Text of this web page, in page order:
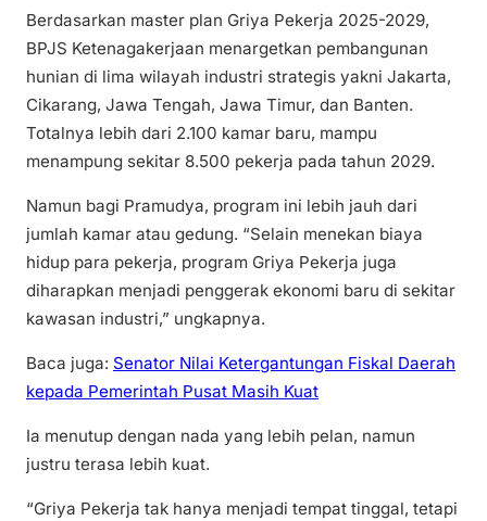
Berdasarkan master plan Griya Pekerja 2025-2029,
BPJS Ketenagakerjaan menargetkan pembangunan
hunian di lima wilayah industri strategis yakni Jakarta,
Cikarang, Jawa Tengah, Jawa Timur, dan Banten.
Totalnya lebih dari 2.100 kamar baru, mampu
menampung sekitar 8.500 pekerja pada tahun 2029.
Namun bagi Pramudya, program ini lebih jauh dari
jumlah kamar atau gedung. “Selain menekan biaya
hidup para pekerja, program Griya Pekerja juga
diharapkan menjadi penggerak ekonomi baru di sekitar
kawasan industri,” ungkapnya.
Baca juga: Senator Nilai Ketergantungan Fiskal Daerah
kepada Pemerintah Pusat Masih Kuat
Ia menutup dengan nada yang lebih pelan, namun
justru terasa lebih kuat.
“Griya Pekerja tak hanya menjadi tempat tinggal, tetapi